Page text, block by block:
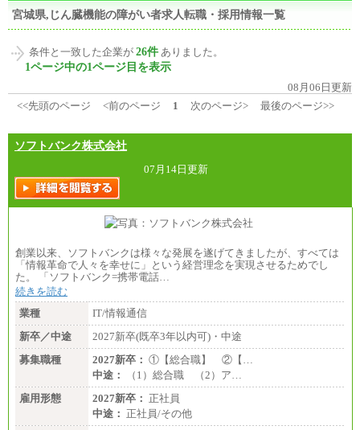
宮城県,じん臓機能の障がい者求人転職・採用情報一覧
条件と一致した企業が 26件 ありました。
1ページ中の1ページ目を表示
08月06日更新
<<先頭のページ
<前のページ 1 次のページ> 最後のページ>>
ソフトバンク株式会社
07月14日更新
創業以来、ソフトバンクは様々な発展を遂げてきましたが、すべては
「情報革命で人々を幸せに」という経営理念を実現させるためでし
た。 「ソフトバンク=携帯電話…
続きを読む
業種
IT/情報通信
新卒／中途
2027新卒(既卒3年以内可)・中途
募集職種
2027新卒： ①【総合職】 ②【…
中途：
（1）総合職 （2）ア…
雇用形態
2027新卒： 正社員
中途： 正社員/その他